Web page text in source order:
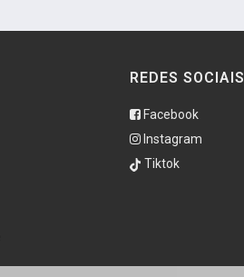
REDES SOCIAIS
Facebook
Instagram
Tiktok